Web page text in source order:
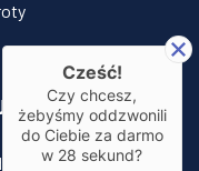
Cześć!
Czy chcesz,
żebyśmy oddzwonili
do Ciebie za darmo
w 28 sekund?